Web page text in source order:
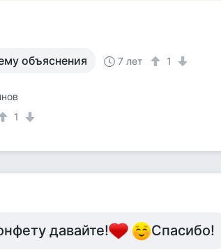
объяснения 7 лет 1
1
давайте! Спасибо!